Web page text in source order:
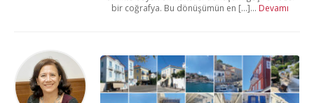
bir coğrafya. Bu dönüşümün en [...]... Devamı